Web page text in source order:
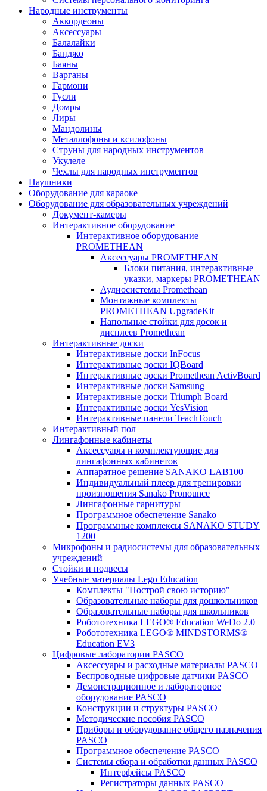
Народные инструменты
Аккордеоны
Аксессуары
Балалайки
Банджо
Баяны
Варганы
Гармони
Гусли
Домры
Лиры
Мандолины
Металлофоны и ксилофоны
Струны для народных инструментов
Укулеле
Чехлы для народных инструментов
Наушники
Оборудование для караоке
Оборудование для образовательных учреждений
Документ-камеры
Интерактивное оборудование
Интерактивное оборудование
PROMETHEAN
Аксессуары PROMETHEAN
Блоки питания, интерактивные
указки, маркеры PROMETHEAN
Аудиосистемы Promethean
Монтажные комплекты
PROMETHEAN UpgradeKit
Напольные стойки для досок и
дисплеев Promethean
Интерактивные доски
Интерактивные доски InFocus
Интерактивные доски IQBoard
Интерактивные доски Promethean ActivBoard
Интерактивные доски Samsung
Интерактивные доски Triumph Board
Интерактивные доски YesVision
Интерактивные панели TeachTouch
Интерактивный пол
Лингафонные кабинеты
Аксессуары и комплектующие для
лингафонных кабинетов
Аппаратное решение SANAKO LAB100
Индивидуальный плеер для тренировки
произношения Sanako Pronounce
Лингафонные гарнитуры
Программное обеспечение Sanako
Программные комплексы SANAKO STUDY
1200
Микрофоны и радиосистемы для образовательных
учреждений
Стойки и подвесы
Учебные материалы Lego Education
Комплекты "Построй свою историю"
Образовательные наборы для дошкольников
Образовательные наборы для школьников
Робототехника LEGO® Education WeDo 2.0
Робототехника LEGO® MINDSTORMS®
Education EV3
Цифровые лаборатории PASCO
Аксессуары и расходные материалы PASCO
Беспроводные цифровые датчики PASCO
Демонстрационное и лабораторное
оборудование PASCO
Конструкции и структуры PASCO
Методические пособия PASCO
Приборы и оборудование общего назначения
PASCO
Программное обеспечение PASCO
Системы сбора и обработки данных PASCO
Интерфейсы PASCO
Регистраторы данных PASCO